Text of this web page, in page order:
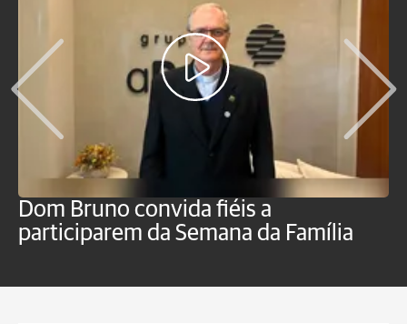
Dom Bruno convida fiéis a
participarem da Semana da Família